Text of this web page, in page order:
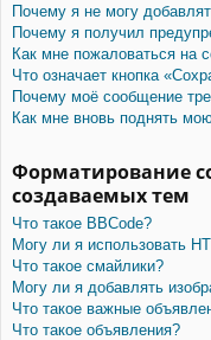
Почему я не могу
Почему я получил
Как мне пожаловаться на
Что означает кнопка
Почему моё сообщение
Как мне вновь поднять
Форматирование
создаваемых тем
Что такое BBCode?
Могу ли я использовать
Что такое смайлики?
Могу ли я добавлять
Что такое важные
Что такое объявления?